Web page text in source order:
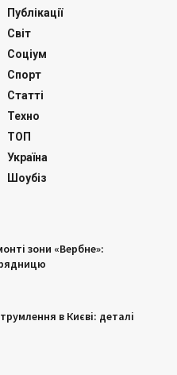
Публікації
Світ
Соціум
Спорт
Статті
Техно
ТОП
Україна
Шоубіз
зони «Вербне»:
в Києві: деталі